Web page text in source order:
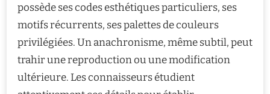
possède ses codes esthétiques particuliers, ses
motifs récurrents, ses palettes de couleurs
privilégiées. Un anachronisme, même subtil, peut
trahir une reproduction ou une modification
ultérieure. Les connaisseurs étudient